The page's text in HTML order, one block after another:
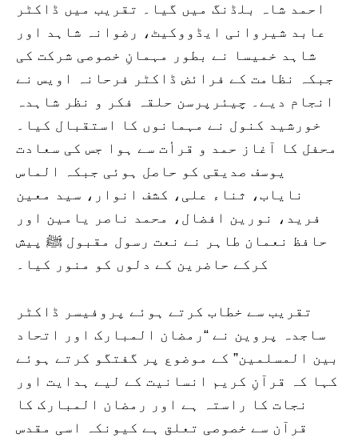
احمد شاہ بلڈنگ میں گیا۔ تقریب میں ڈاکٹر
عابد شیروانی ایڈووکیٹ، رضوانہ شاہد اور
شاہد خمیسا نے بطور مہمانِ خصوصی شرکت کی
جبکہ نظامت کے فرائض ڈاکٹر فرحانہ اویس نے
انجام دیے۔ چیئرپرسن حلقہ فکر و نظر شاہدہ
خورشید کنول نے مہمانوں کا استقبال کیا۔
محفل کا آغاز حمد و قرأت سے ہوا جس کی سعادت
یوسف صدیقی کو حاصل ہوئی جبکہ الماس
نایاب، ثناء علی، کشف انوار، سید معین
فرید، نورین افضال، محمد ناصر یامین اور
حافظ نعمان طاہر نے نعت رسول مقبول ﷺ پیش
کرکے حاضرین کے دلوں کو منور کیا۔
تقریب سے خطاب کرتے ہوئے پروفیسر ڈاکٹر
ساجدہ پروین نے “رمضان المبارک اور اتحاد
بین المسلمین” کے موضوع پر گفتگو کرتے ہوئے
کہا کہ قرآنِ کریم انسانیت کے لیے ہدایت اور
نجات کا راستہ ہے اور رمضان المبارک کا
قرآن سے خصوصی تعلق ہے کیونکہ اسی مقدس